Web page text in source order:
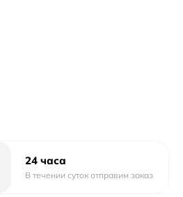
24 часа
В течении суток отправим заказ